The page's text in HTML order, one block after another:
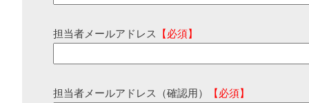
担当者メールアドレス 【必須】
担当者メールアドレス（確認用） 【必須】